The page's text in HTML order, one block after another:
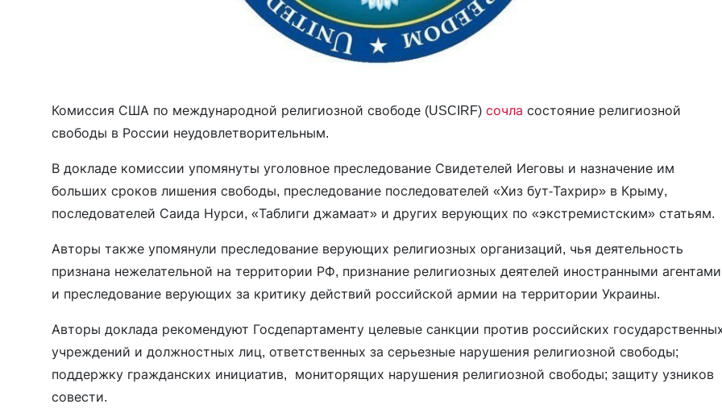
Комиссия США по международной религиозной свободе (USCIRF) сочла состояние религиозной
свободы в России неудовлетворительным.
В докладе комиссии упомянуты уголовное преследование Свидетелей Иеговы и назначение им
больших сроков лишения свободы, преследование последователей «Хиз бут-Тахрир» в Крыму,
последователей Саида Нурси, «Таблиги джамаат» и других верующих по «экстремистским» статьям.
Авторы также упомянули преследование верующих религиозных организаций, чья деятельность
признана нежелательной на территории РФ, признание религиозных деятелей иностранными агентами
и преследование верующих за критику действий российской армии на территории Украины.
Авторы доклада рекомендуют Госдепартаменту целевые санкции против российских
учреждений и должностных лиц, ответственных за серьезные нарушения религиозной свободы;
поддержку гражданских инициатив, мониторящих нарушения религиозной свободы; защиту узников
совести.